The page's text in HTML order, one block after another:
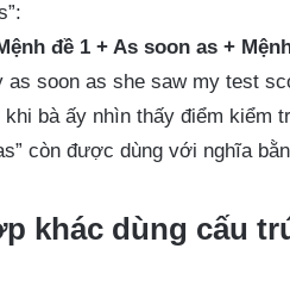
đề 1 + As soon as +
soon as she saw my test
bà ấy nhìn thấy điểm kiểm
còn được dùng với nghĩa
khác dùng cấu